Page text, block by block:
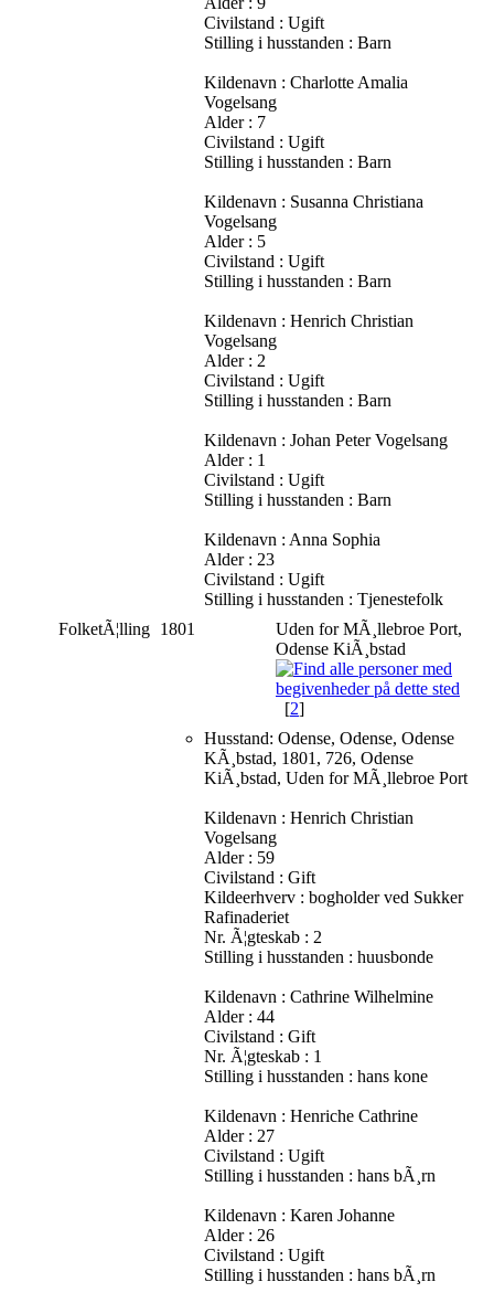
Civilstand : Ugift
Stilling i husstanden : Barn
Kildenavn : Charlotte Amalia
Vogelsang
Alder : 7
Civilstand : Ugift
Stilling i husstanden : Barn
Kildenavn : Susanna Christiana
Vogelsang
Alder : 5
Civilstand : Ugift
Stilling i husstanden : Barn
Kildenavn : Henrich Christian
Vogelsang
Alder : 2
Civilstand : Ugift
Stilling i husstanden : Barn
Kildenavn : Johan Peter Vogelsang
Alder : 1
Civilstand : Ugift
Stilling i husstanden : Barn
Kildenavn : Anna Sophia
Alder : 23
Civilstand : Ugift
Stilling i husstanden : Tjenestefolk
FolketÃ¦lling 1801
Uden for MÃ¸llebroe Port,
Odense KiÃ¸bstad
[2]
Husstand: Odense, Odense, Odense
KÃ¸bstad, 1801, 726, Odense
KiÃ¸bstad, Uden for MÃ¸llebroe Port
Kildenavn : Henrich Christian
Vogelsang
Alder : 59
Civilstand : Gift
Kildeerhverv : bogholder ved Sukker
Rafinaderiet
Nr. Ã¦gteskab : 2
Stilling i husstanden : huusbonde
Kildenavn : Cathrine Wilhelmine
Alder : 44
Civilstand : Gift
Nr. Ã¦gteskab : 1
Stilling i husstanden : hans kone
Kildenavn : Henriche Cathrine
Alder : 27
Civilstand : Ugift
Stilling i husstanden : hans bÃ¸rn
Kildenavn : Karen Johanne
Alder : 26
Civilstand : Ugift
Stilling i husstanden : hans bÃ¸rn